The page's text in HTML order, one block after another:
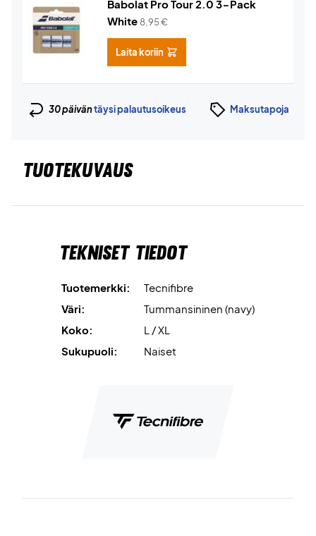
Babolat Pro Tour 2.0 3-Pack
White 8,95€
Laita koriin
30 päiväntäysi palautusoikeus Maksutapoja
TUOTEKUVAUS
Tekniset tiedot
Tuotemerkki:
Tecnifibre
Väri:
Tummansininen (navy)
Koko:
L / XL
Sukupuoli:
Naiset